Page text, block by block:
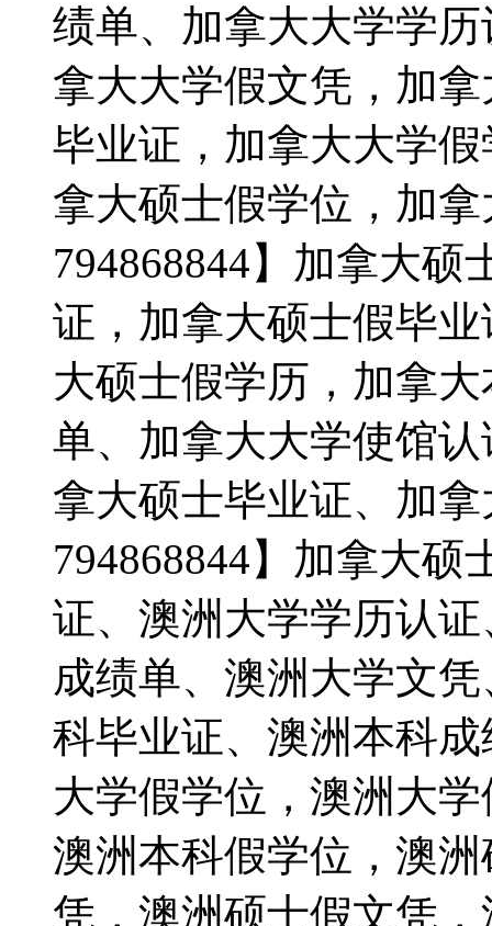
绩单、加拿大大学学
拿大大学假文凭，加
毕业证，加拿大大学
拿大硕士假学位，加
794868844】加拿大
证，加拿大硕士假毕
大硕士假学历，加拿
单、加拿大大学使馆
拿大硕士毕业证、加
794868844】加拿大
证、澳洲大学学历认
成绩单、澳洲大学文
科毕业证、澳洲本科
大学假学位，澳洲大
澳洲本科假学位，澳
凭，澳洲硕士假文凭